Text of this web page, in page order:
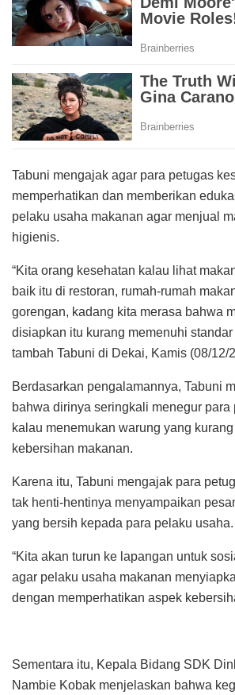
Tabuni mengajak agar para petugas
memperhatikan dan memberikan
pelaku usaha makanan agar menjual
higienis.
“Kita orang kesehatan kalau lihat
baik itu di restoran, rumah-rumah
gorengan, kadang kita merasa bahwa
disiapkan itu kurang memenuhi standar
tambah Tabuni di Dekai, Kamis (08/12/
Berdasarkan pengalamannya, Tabuni
bahwa dirinya seringkali menegur para
kalau menemukan warung yang
kebersihan makanan.
Karena itu, Tabuni mengajak para
tak henti-hentinya menyampaikan
yang bersih kepada para pelaku usaha.
“Kita akan turun ke lapangan untuk
agar pelaku usaha makanan
dengan memperhatikan aspek
Sementara itu, Kepala Bidang SDK
Nambie Kobak menjelaskan bahwa